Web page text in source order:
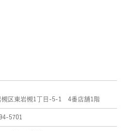
槻区東岩槻1丁目-5-1 4番店舗1階
5701